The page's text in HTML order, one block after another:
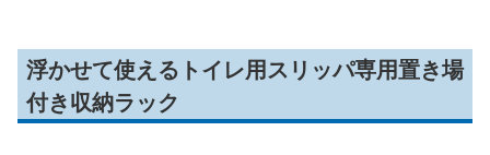
浮かせて使えるトイレ用スリッパ専用置き場
付き収納ラック